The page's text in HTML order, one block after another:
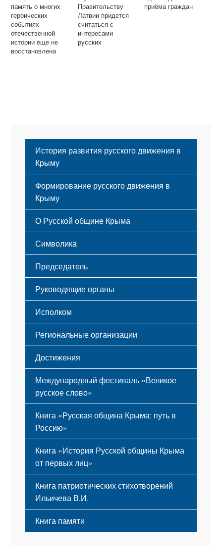
память о многих
героических
событиях
отечественной
истории еще не
восстановлена
Правительству
Латвии придется
считаться с
интересами
русских
приёма граждан
История развития русского движения в
Крыму
Формирование русского движения в
Крыму
Русский Крым
О Русской общине Крыма
Этапы становления
Принципы деятельности
Структура
Мероприятия
Символика
Флаг
Герб
Гимн
Председатель
Руководящие органы
Исполком
Региональные организации
Достижения
Международный фестиваль «Великое
русское слово»
Книга «Русская община Крыма: путь в
Россию»
Книга «История Русской общины Крыма
от первых лиц»
Книга патриотических стихотворений
Ильичева В.И.
Книга памяти